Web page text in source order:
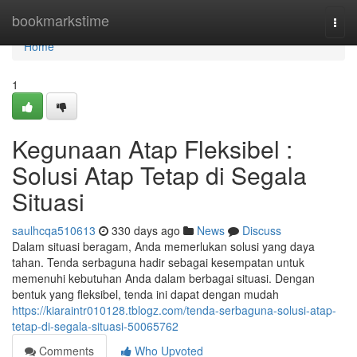
bookmarkstime
Home
Home
1
Kegunaan Atap Fleksibel :
Solusi Atap Tetap di Segala
Situasi
saulhcqa510613 330 days ago News
Discuss
Dalam situasi beragam, Anda memerlukan solusi yang daya
tahan. Tenda serbaguna hadir sebagai kesempatan untuk
memenuhi kebutuhan Anda dalam berbagai situasi. Dengan
bentuk yang fleksibel, tenda ini dapat dengan mudah
https://kiaraintr010128.tblogz.com/tenda-serbaguna-solusi-atap-
tetap-di-segala-situasi-50065762
Comments
Who Upvoted